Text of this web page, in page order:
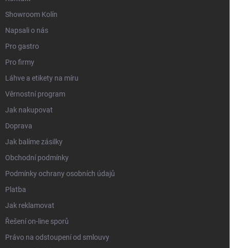
Showroom Kolín
Napsali o nás
Pro gastro
Pro firmy
Láhve a etikety na míru
Věrnostní program
Jak nakupovat
Doprava
Jak balíme zásilky
Obchodní podmínky
Podmínky ochrany osobních údajů
Platba
Jak reklamovat
Řešení on-line sporů
Právo na odstoupení od smlouvy